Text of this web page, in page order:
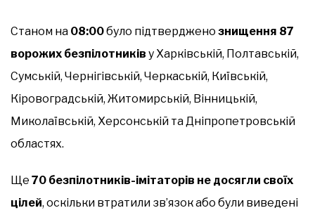
Станом на 08:00було підтверджено знищення 87
ворожих безпілотників у Харківській, Полтавській,
Сумській, Чернігівській, Черкаській, Київській,
Кіровоградській, Житомирській, Вінницькій,
Миколаївській, Херсонській та Дніпропетровській
областях.
Ще 70 безпілотників-імітаторів не досягли своїх
цілей, оскільки втратили зв’язок або були виведені